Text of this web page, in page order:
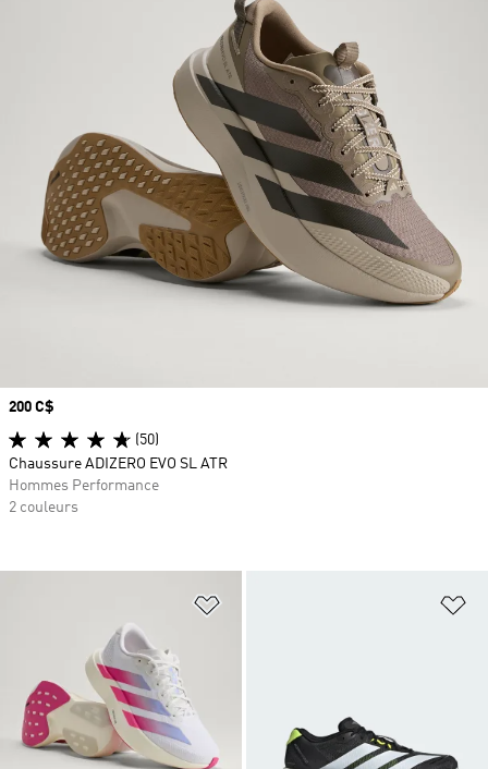
Ajouter à la Liste de produits
Prix
200 C$
(50)
Chaussure ADIZERO EVO SL ATR
Hommes Performance
2 couleurs